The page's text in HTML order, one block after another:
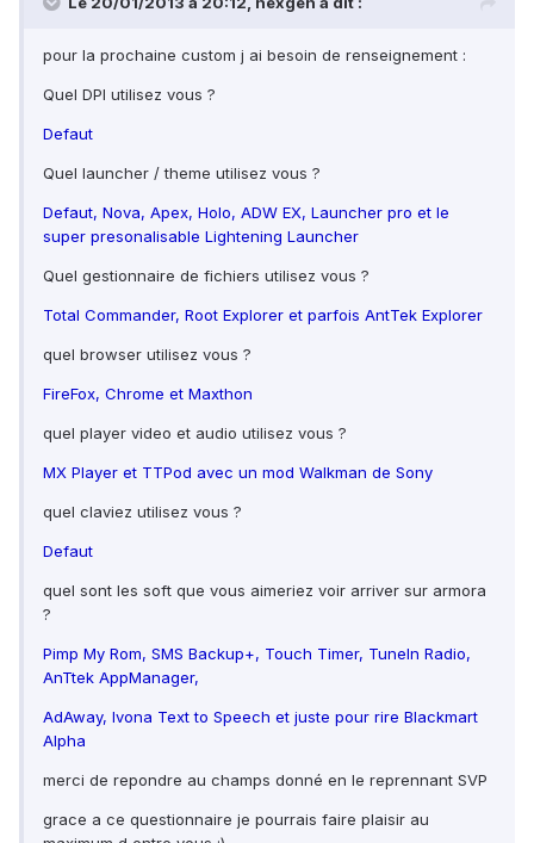
pour la prochaine custom j ai besoin de renseignement :
Quel DPI utilisez vous ?
Defaut
Quel launcher / theme utilisez vous ?
Defaut, Nova, Apex, Holo, ADW EX, Launcher pro et le
super presonalisable Lightening Launcher
Quel gestionnaire de fichiers utilisez vous ?
Total Commander, Root Explorer et parfois AntTek Explorer
quel browser utilisez vous ?
FireFox, Chrome et Maxthon
quel player video et audio utilisez vous ?
MX Player et TTPod avec un mod Walkman de Sony
quel claviez utilisez vous ?
Defaut
quel sont les soft que vous aimeriez voir arriver sur armora
?
Pimp My Rom, SMS Backup+, Touch Timer, TuneIn Radio,
AnTtek AppManager,
AdAway, Ivona Text to Speech et juste pour rire Blackmart
Alpha
merci de repondre au champs donné en le reprennant SVP
grace a ce questionnaire je pourrais faire plaisir au